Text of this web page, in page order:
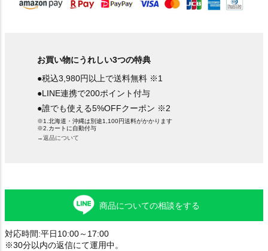
お買い物にうれしい3つの特典
●税込3,980円以上で送料無料 ※1
●LINE連携で200ポイント付与
●誰でも使える5%OFFクーポン ※2
※1.北海道・沖縄は別途1,100円送料がかかります
※2.カートに自動付与
→返品について
商品についての相談をする
対応時間:平日10:00～17:00
※30分以内の返信にて運用中。